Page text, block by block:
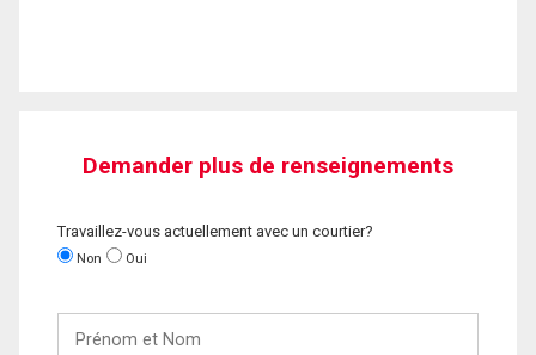
Demander plus de renseignements
Travaillez-vous actuellement avec un courtier?
Non Oui